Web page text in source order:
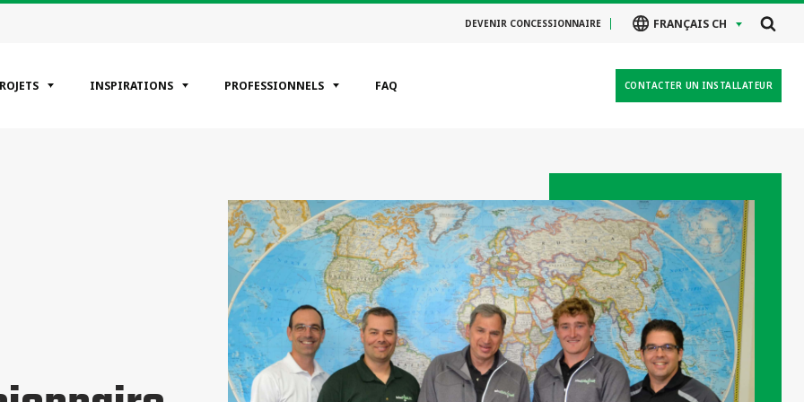
DEVENIR CONCESSIONNAIRE FRANÇAIS CH
INSPIRATIONS PROFESSIONNELS FAQ CONTACTER UN INSTALLATEUR